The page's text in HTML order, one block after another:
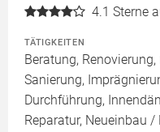
4.1 Sterne
TÄTIGKEITEN
Beratung,
Sanierung,
Durchführung,
Reparatur, Neueinbau